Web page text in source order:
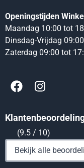
Openingstijden
Maandag 10:00 tot
Dinsdag-Vrijdag
Zaterdag 09:00 tot
(9.5 / 10)
Bekijk alle